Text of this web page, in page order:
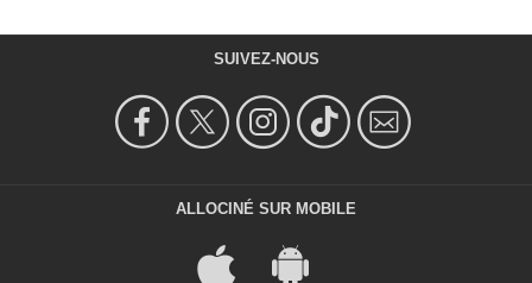
SUIVEZ-NOUS
ALLOCINÉ SUR MOBILE